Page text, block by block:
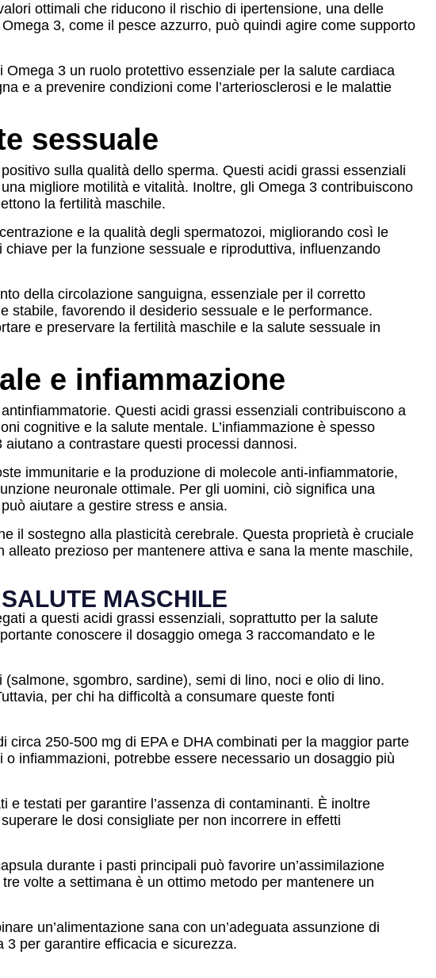
ottimali che riducono il rischio di ipertensione, una delle
3, come il pesce azzurro, può quindi agire come supporto
3 un ruolo protettivo essenziale per la salute cardiaca
e a prevenire condizioni come l’arteriosclerosi e le malattie
sessuale
sulla qualità dello sperma. Questi acidi grassi essenziali
migliore motilità e vitalità. Inoltre, gli Omega 3 contribuiscono
la fertilità maschile.
e la qualità degli spermatozoi, migliorando così le
per la funzione sessuale e riproduttiva, influenzando
della circolazione sanguigna, essenziale per il corretto
stabile, favorendo il desiderio sessuale e le performance.
e preservare la fertilità maschile e la salute sessuale in
e infiammazione
Questi acidi grassi essenziali contribuiscono a
cognitive e la salute mentale. L’infiammazione è spesso
a contrastare questi processi dannosi.
immunitarie e la produzione di molecole anti-infiammatorie,
neuronale ottimale. Per gli uomini, ciò significa una
aiutare a gestire stress e ansia.
il sostegno alla plasticità cerebrale. Questa proprietà è cruciale
prezioso per mantenere attiva e sana la mente maschile,
MASCHILE
a questi acidi grassi essenziali, soprattutto per la salute
conoscere il dosaggio omega 3 raccomandato e le
sgombro, sardine), semi di lino, noci e olio di lino.
per chi ha difficoltà a consumare queste fonti
250-500 mg di EPA e DHA combinati per la maggior parte
infiammazioni, potrebbe essere necessario un dosaggio più
testati per garantire l’assenza di contaminanti. È inoltre
le dosi consigliate per non incorrere in effetti
durante i pasti principali può favorire un’assimilazione
volte a settimana è un ottimo metodo per mantenere un
un’alimentazione sana con un’adeguata assunzione di
per garantire efficacia e sicurezza.